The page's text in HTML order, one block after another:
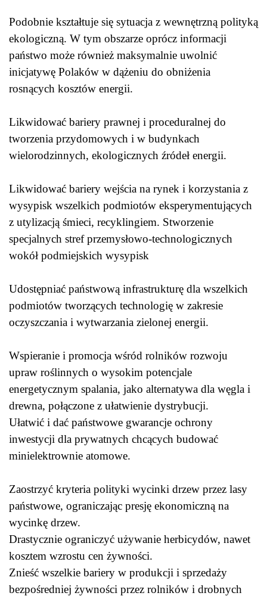
Podobnie kształtuje się sytuacja z wewnętrzną polityką
ekologiczną. W tym obszarze oprócz informacji
państwo może również maksymalnie uwolnić
inicjatywę Polaków w dążeniu do obniżenia
rosnących kosztów energii.
Likwidować bariery prawnej i proceduralnej do
tworzenia przydomowych i w budynkach
wielorodzinnych, ekologicznych źródeł energii.
Likwidować bariery wejścia na rynek i korzystania z
wysypisk wszelkich podmiotów eksperymentujących
z utylizacją śmieci, recyklingiem. Stworzenie
specjalnych stref przemysłowo-technologicznych
wokół podmiejskich wysypisk
Udostępniać państwową infrastrukturę dla wszelkich
podmiotów tworzących technologię w zakresie
oczyszczania i wytwarzania zielonej energii.
Wspieranie i promocja wśród rolników rozwoju
upraw roślinnych o wysokim potencjale
energetycznym spalania, jako alternatywa dla węgla i
drewna, połączone z ułatwienie dystrybucji.
Ułatwić i dać państwowe gwarancje ochrony
inwestycji dla prywatnych chcących budować
minielektrownie atomowe.
Zaostrzyć kryteria polityki wycinki drzew przez lasy
państwowe, ograniczając presję ekonomiczną na
wycinkę drzew.
Drastycznie ograniczyć używanie herbicydów, nawet
kosztem wzrostu cen żywności.
Znieść wszelkie bariery w produkcji i sprzedaży
bezpośredniej żywności przez rolników i drobnych